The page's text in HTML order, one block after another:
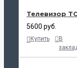
Телевизор
5600 руб.
Купить
В